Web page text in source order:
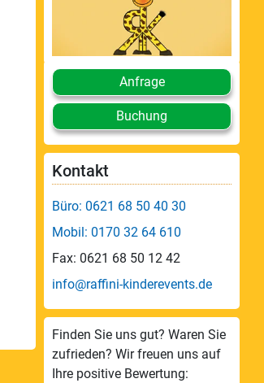
Anfrage
Buchung
Kontakt
Büro: 0621 68 50 40 30
Mobil: 0170 32 64 610
Fax: 0621 68 50 12 42
info@raffini-kinderevents.de
Finden Sie uns gut? Waren Sie
zufrieden? Wir freuen uns auf
Ihre positive Bewertung: